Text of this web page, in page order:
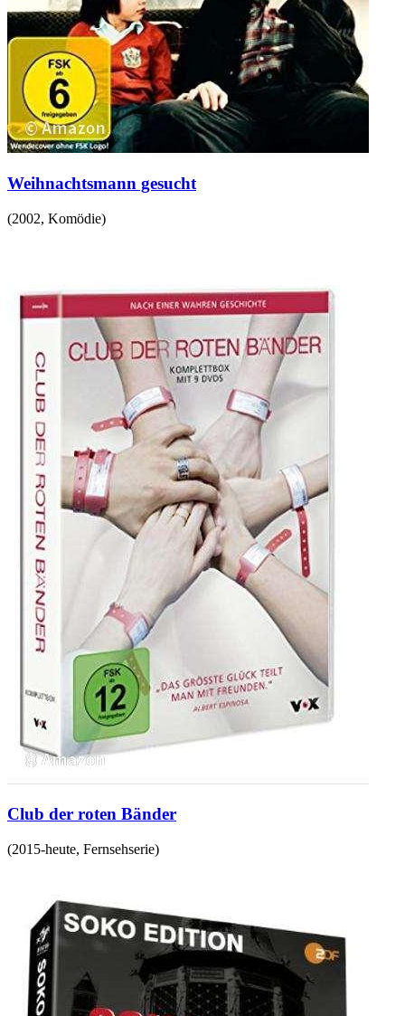
Weihnachtsmann gesucht
(2002, Komödie)
Club der roten Bänder
(2015-heute, Fernsehserie)